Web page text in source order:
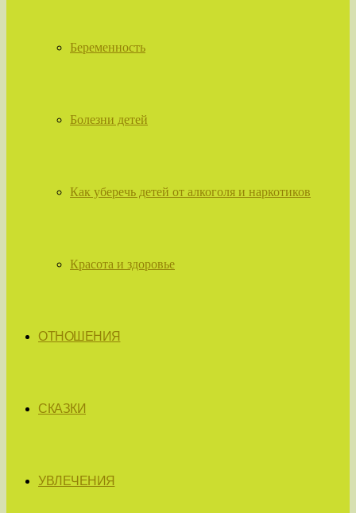
Беременность
Болезни детей
Как уберечь детей от алкоголя и наркотиков
Красота и здоровье
ОТНОШЕНИЯ
СКАЗКИ
УВЛЕЧЕНИЯ